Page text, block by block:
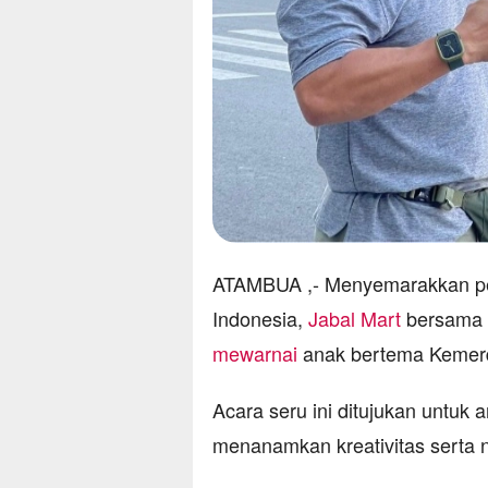
ATAMBUA ,- Menyemarakkan
Indonesia, Jabal Mart
mewarnai anak bertema
Acara seru ini ditujukan untuk
menanamkan kreativitas serta